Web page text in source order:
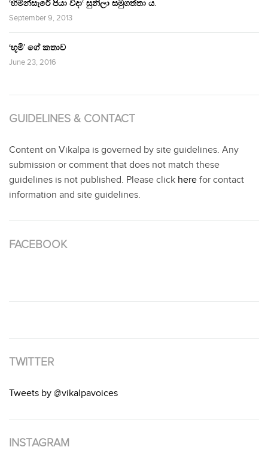
‘හිමින්සැරේ පියා විදා‘ සුනිලා සමුගත්තා ය.
September 9, 2013
‘භූමි’ ගේ කතාව
June 23, 2016
GUIDELINES & CONTACT
Content on Vikalpa is governed by site guidelines. Any
submission or comment that does not match these
guidelines is not published. Please click here for contact
information and site guidelines.
FACEBOOK
TWITTER
Tweets by @vikalpavoices
INSTAGRAM